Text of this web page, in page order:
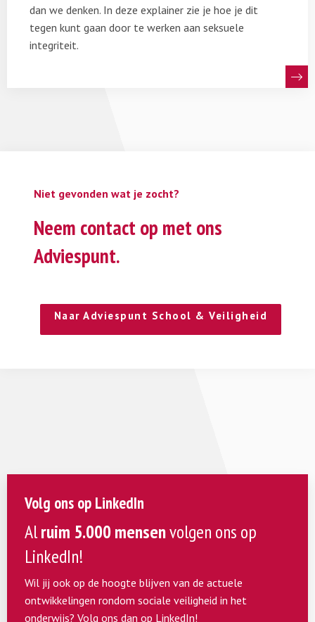
dan we denken. In deze explainer zie je hoe je dit
tegen kunt gaan door te werken aan seksuele
integriteit.
Niet gevonden wat je zocht?
Neem contact op met ons
Adviespunt.
Naar Adviespunt School & Veiligheid
Volg ons op LinkedIn
Alruim 5.000 mensenvolgen ons op
LinkedIn!
Wil jij ook op de hoogte blijven van de actuele
ontwikkelingen rondom sociale veiligheid in het
onderwijs? Volg ons dan op LinkedIn!